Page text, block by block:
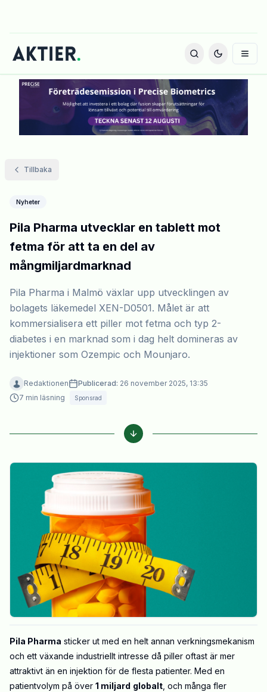
Tillbaka
Nyheter
Pila Pharma utvecklar en tablett mot
fetma för att ta en del av
mångmiljardmarknad
Pila Pharma i Malmö växlar upp utvecklingen av
bolagets läkemedel XEN-D0501. Målet är att
kommersialisera ett piller mot fetma och typ 2-
diabetes i en marknad som i dag helt domineras av
injektioner som Ozempic och Mounjaro.
Redaktionen Publicerad: 26 november 2025, 13:35
7 min läsning Sponsrad
Pila Pharma sticker ut med en helt annan verkningsmekanism
och ett växande industriellt intresse då piller oftast är mer
attraktivt än en injektion för de flesta patienter. Med en
patientvolym på över 1 miljard globalt , och många fler